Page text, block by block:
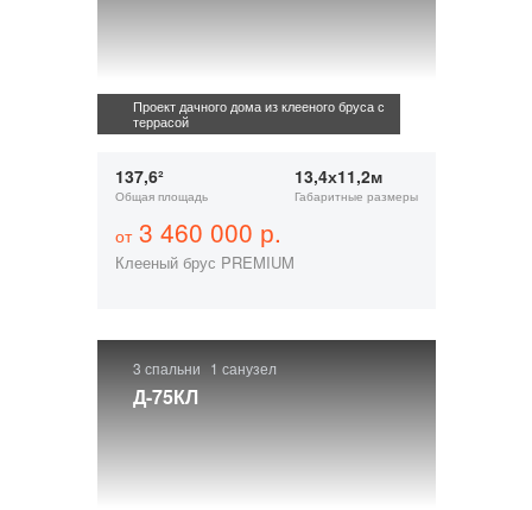
Проект дачного дома из клееного бруса с
террасой
137,6²
Общая площадь
13,4х11,2м
Габаритные размеры
от3 460 000 р.
Клееный брус PREMIUM
3 спальни 1 санузел
Д-75КЛ